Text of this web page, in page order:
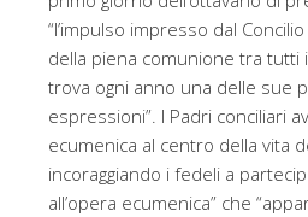
“l’impulso impresso dal
della piena comunione tra tutti
trova ogni anno una delle sue
espressioni”. I Padri conciliari
ecumenica al centro della vita
incoraggiando i fedeli a
all’opera ecumenica” che